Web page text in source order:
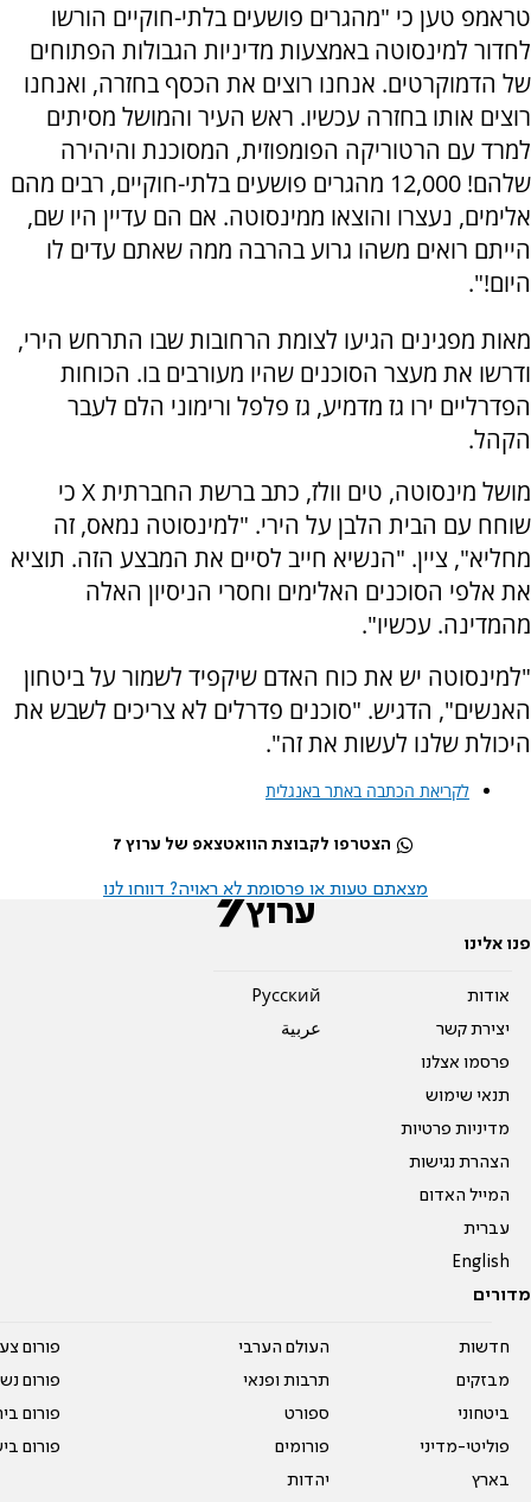
טראמפ טען כי "מהגרים פושעים בלתי-חוקיים הורשו
לחדור למינסוטה באמצעות מדיניות הגבולות הפתוחים
של הדמוקרטים. אנחנו רוצים את הכסף בחזרה, ואנחנו
רוצים אותו בחזרה עכשיו. ראש העיר והמושל מסיתים
למרד עם הרטוריקה הפומפוזית, המסוכנת והיהירה
שלהם! 12,000 מהגרים פושעים בלתי-חוקיים, רבים מהם
אלימים, נעצרו והוצאו ממינסוטה. אם הם עדיין היו שם,
הייתם רואים משהו גרוע בהרבה ממה שאתם עדים לו
היום!".
מאות מפגינים הגיעו לצומת הרחובות שבו התרחש הירי,
ודרשו את מעצר הסוכנים שהיו מעורבים בו. הכוחות
הפדרליים ירו גז מדמיע, גז פלפל ורימוני הלם לעבר
הקהל.
מושל מינסוטה, טים וולז, כתב ברשת החברתית X כי
שוחח עם הבית הלבן על הירי. "למינסוטה נמאס, זה
מחליא", ציין. "הנשיא חייב לסיים את המבצע הזה. תוציא
את אלפי הסוכנים האלימים וחסרי הניסיון האלה
מהמדינה. עכשיו".
"למינסוטה יש את כוח האדם שיקפיד לשמור על ביטחון
האנשים", הדגיש. "סוכנים פדרלים לא צריכים לשבש את
היכולת שלנו לעשות את זה".
לקריאת הכתבה באתר באנגלית
הצטרפו לקבוצת הוואטצאפ של ערוץ 7
מצאתם טעות או פרסומת לא ראויה? דווחו לנו
פנו אלינו
אודות
יצירת קשר
פרסמו אצלנו
תנאי שימוש
מדיניות פרטיות
הצהרת נגישות
המייל האדום
עברית
English
Pусский
عربية
מדורים
חדשות
מבזקים
ביטחוני
פוליטי-מדיני
בארץ
העולם הערבי
תרבות ופנאי
ספורט
פורומים
יהדות
פורום
פורום
פורום
פורום